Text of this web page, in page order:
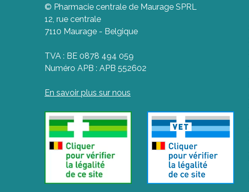
© Pharmacie centrale de Maurage SPRL
12, rue centrale
7110 Maurage - Belgique
TVA : BE 0878 494 059
Numéro APB : APB 552602
En savoir plus sur nous